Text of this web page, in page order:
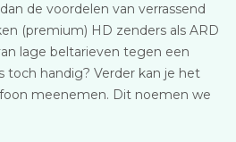
de voordelen van verrassend
(premium) HD zenders als ARD
lage beltarieven tegen een
toch handig? Verder kan je het
meenemen. Dit noemen we